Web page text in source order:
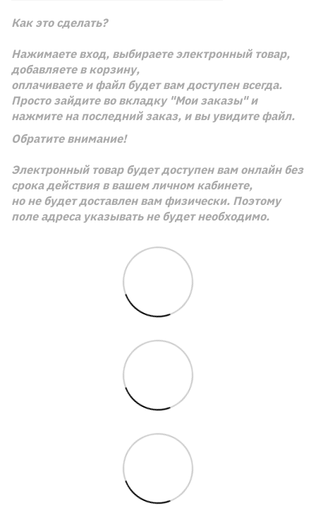
Как это сделать?
Нажимаете вход, выбираете электронный товар,
добавляете в корзину,
оплачиваете и файл будет вам доступен всегда.
Просто зайдите во вкладку "Мои заказы" и
нажмите на последний заказ, и вы увидите файл.
Обратите внимание!
Электронный товар будет доступен вам онлайн без
срока действия в вашем личном кабинете,
но не будет доставлен вам физически. Поэтому
поле адреса указывать не будет необходимо.